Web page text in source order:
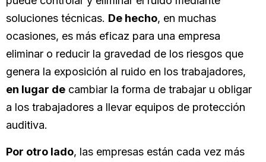
soluciones técnicas. De hecho, en muchas
ocasiones, es más eficaz para una empresa
eliminar o reducir la gravedad de los riesgos que
genera la exposición al ruido en los trabajadores,
en lugar de cambiar la forma de trabajar u obligar
a los trabajadores a llevar equipos de protección
auditiva.
Por otro lado, las empresas están cada vez más